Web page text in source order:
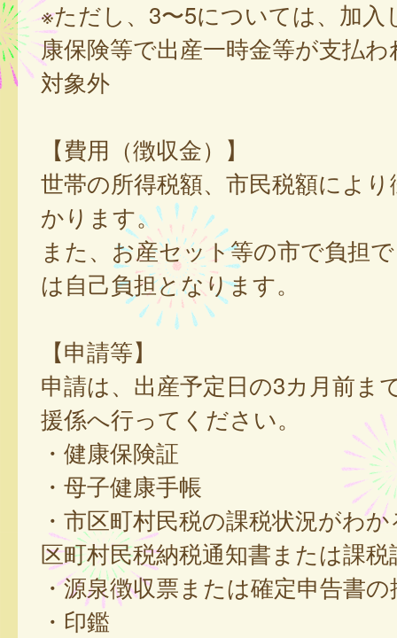
※ただし、3〜5については、加入
康保険等で出産一時金等が支払
対象外
【費用（徴収金）】
世帯の所得税額、市民税額によ
かります。
また、お産セット等の市で負担
は自己負担となります。
【申請等】
申請は、出産予定日の3カ月前ま
援係へ行ってください。
・健康保険証
・母子健康手帳
・市区町村民税の課税状況がわ
区町村民税納税通知書または課税
・源泉徴収票または確定申告書
・印鑑